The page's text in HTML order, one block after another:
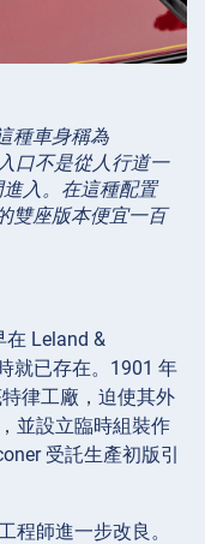
種車身稱為
口不是從人行道一
入。在這種配置
雙座版本便宜一百
Leland &
就已存在。1901 年
律工廠，迫使其外
並設立臨時組裝作
受託生產初版引
程師進一步改良。